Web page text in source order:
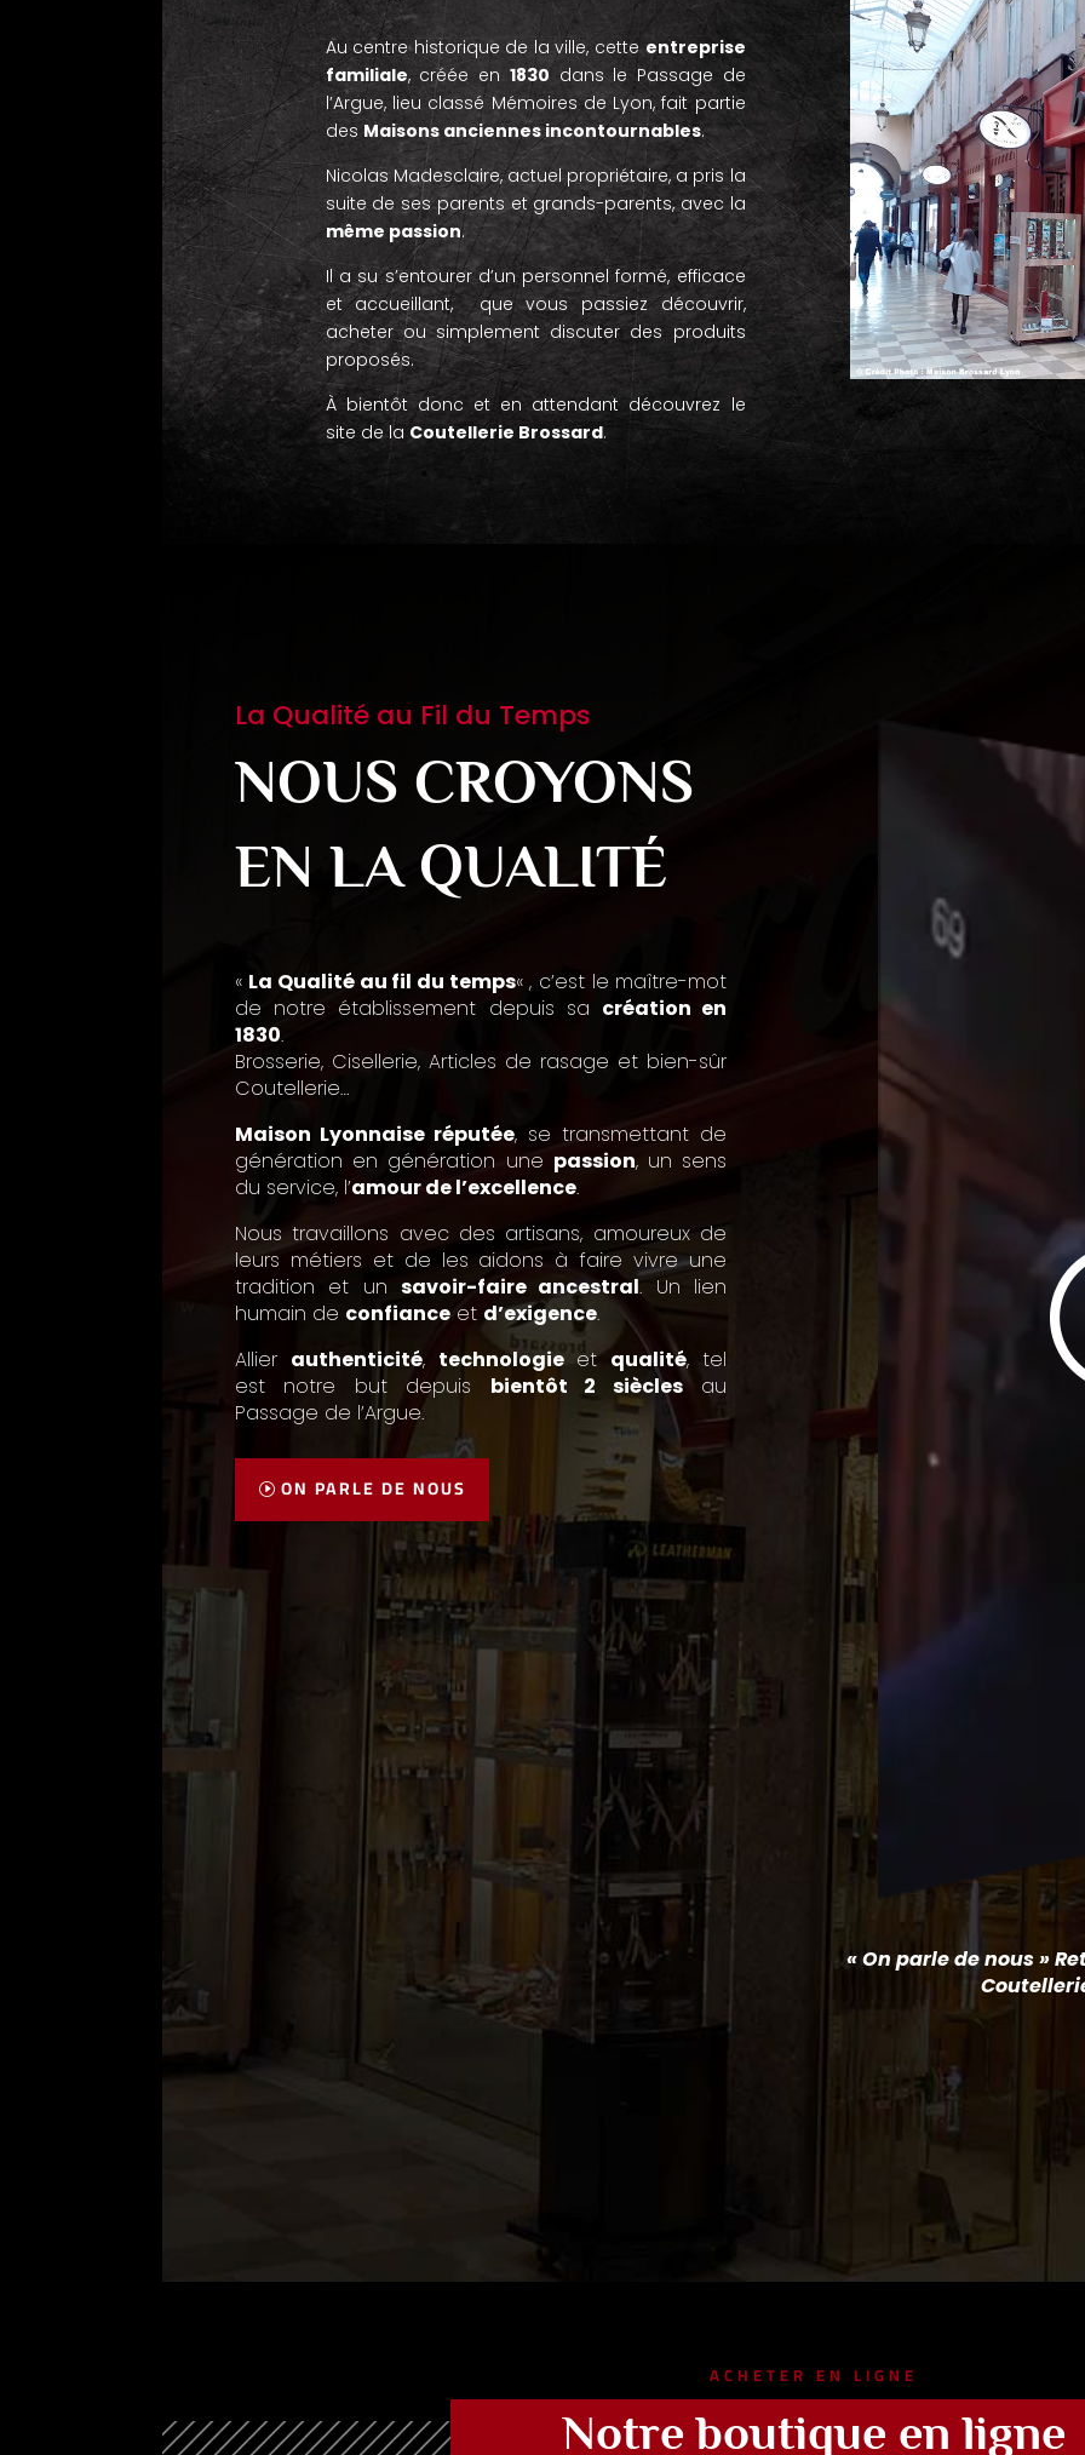
Au centre historique de la ville, cette entreprise
familiale, créée en 1830dans le Passage de
l’Argue, lieu classé Mémoires de Lyon, fait partie
des Maisons anciennes incontournables.
Nicolas Madesclaire, actuel propriétaire, a pris la
suite de ses parents et grands-parents, avec la
même passion.
Il a su s’entourer d’un personnel formé, efficace
et accueillant, que vous passiez découvrir,
acheter ou simplement discuter des produits
proposés.
À bientôt donc et en attendant découvrez le
site de la Coutellerie Brossard.
La Qualité au Fil du Temps
NOUS CROYONS
EN LA QUALITÉ
« La Qualité au fil du temps« , c’est le maître-mot
de notre établissement depuis sa création en
1830.
Brosserie, Cisellerie, Articles de rasage et bien-sûr
Coutellerie…
Maison Lyonnaise réputée, se transmettant de
génération en génération une passion, un sens
du service, l’amour de l’excellence.
Nous travaillons avec des artisans, amoureux de
leurs métiers et de les aidons à faire vivre une
tradition et un savoir-faire ancestral. Un lien
humain de confianceet d’exigence.
Allier authenticité, technologieet qualité, tel
est notre but depuis bientôt 2 sièclesau
Passage de l’Argue.
ON PARLE DE NOUS
« On parle de nous »
ACHETER EN LIGNE
Notre boutique en ligne